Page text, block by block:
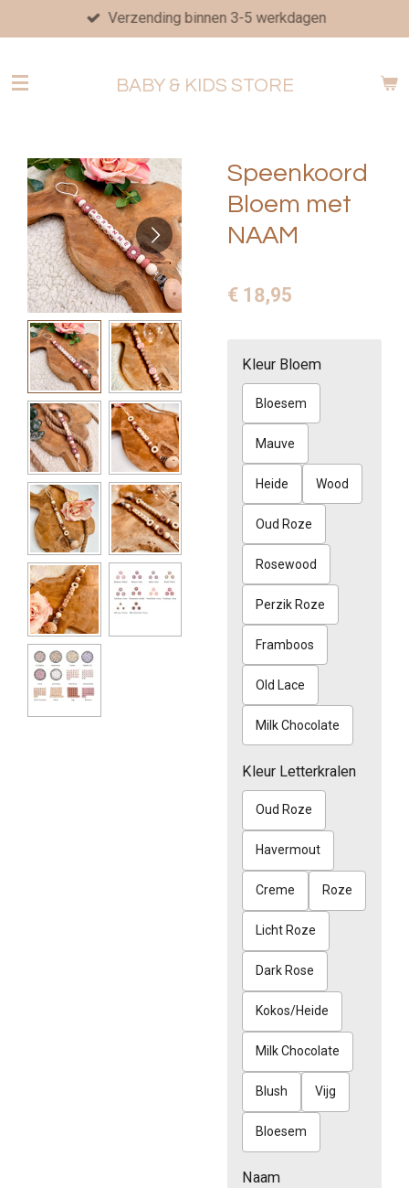
direct
de
Verzending binnen 3-5 werkdagen
BABY & KIDS STORE
Speenkoord
Bloem met
NAAM
€ 18,95
Kleur Bloem
Bloesem
Mauve
Heide Wood
Oud Roze
Rosewood
Perzik Roze
Framboos
Old Lace
Milk Chocolate
Kleur Letterkralen
Oud Roze
Havermout
Creme Roze
Licht Roze
Dark Rose
Kokos/Heide
Milk Chocolate
Blush Vijg
Bloesem
Naam